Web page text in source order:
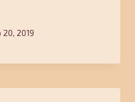
20, 2019